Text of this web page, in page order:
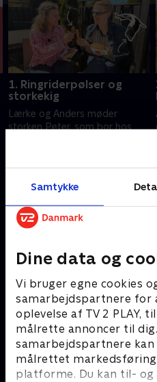
Samtykke
Dine data og
Vi bruger egne cookies
samarbejdspartnere for
oplevelse af TV 2 PLAY,
målrette annoncer til dig.
samarbejdspartnere
målrettet markedsføring
platforme. Du kan til-
1. Ringriderpølser og
storkekig
Lærke og Anders møder
storken Peter, som bor hos
røverhistorier.
Andre så også
Linde på Langeland